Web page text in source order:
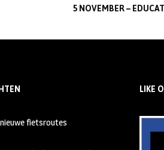
5 NOVEMBER –
fietsroutes
LIKE